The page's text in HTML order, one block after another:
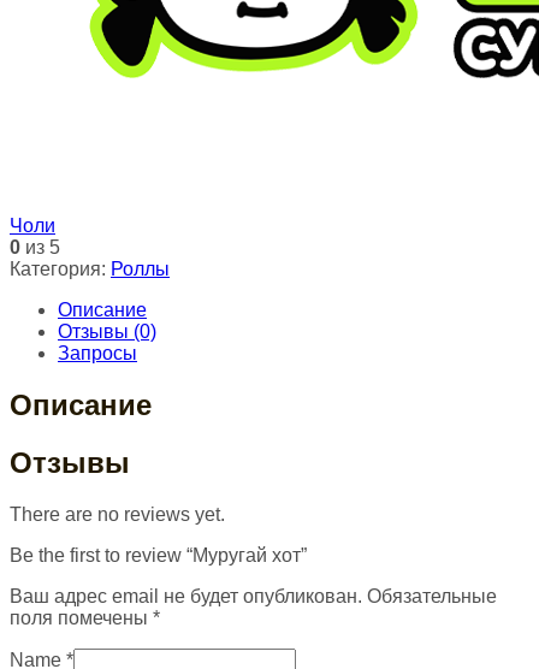
Чоли
0 из 5
Категория: Роллы
Описание
Отзывы (0)
Запросы
Описание
Отзывы
There are no reviews yet.
Be the first to review “Муругай хот”
Ваш адрес email не будет опубликован. Обязательные
поля помечены *
Name *